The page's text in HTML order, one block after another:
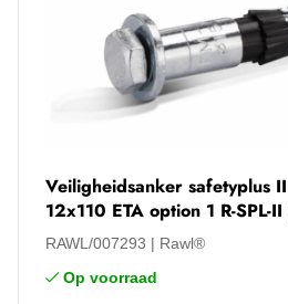
Veiligheidsanker safetyplus
12x110 ETA option 1 R-SPL-
RAWL/007293
Rawl®
Op voorraad